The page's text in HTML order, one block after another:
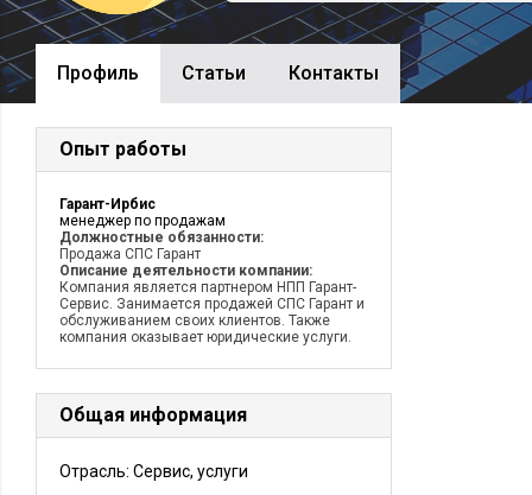
Профиль Cтатьи Контакты
Опыт работы
Гарант-Ирбис
менеджер по продажам
Должностные обязанности:
Продажа СПС Гарант
Описание деятельности компании:
Компания является партнером НПП Гарант-
Сервис. Занимается продажей СПС Гарант и
обслуживанием своих клиентов. Также
компания оказывает юридические услуги.
Общая информация
Отрасль: Сервис, услуги